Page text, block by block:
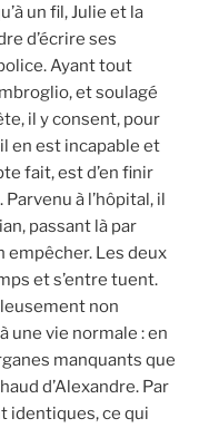
un fil, Julie et la
d’écrire ses
Ayant tout
et soulagé
il y consent, pour
en est incapable et
fait, est d’en finir
à l’hôpital, il
passant là par
empêcher. Les deux
et s’entre tuent.
non
une vie normale : en
manquants que
d’Alexandre. Par
identiques, ce qui